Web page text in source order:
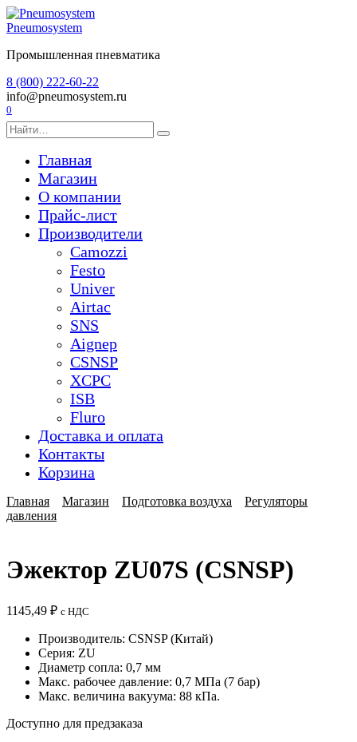
Перейти
к
Pneumosystem
Промышленная пневматика
8 (800) 222-60-22
info@pneumosystem.ru
0
Search
for:
Главная
Магазин
О компании
Прайс-лист
Производители
Camozzi
Festo
Univer
Airtac
SNS
Aignep
CSNSP
XCPC
ISB
Fluro
Доставка и оплата
Контакты
Корзина
Главная Магазин Подготовка воздуха
Регуляторы
давления
Эжектор ZU07S (CSNSP)
1145,49 ₽ с НДС
Производитель: CSNSP (Китай)
Серия: ZU
Диаметр сопла: 0,7 мм
Макс. рабочее давление: 0,7 МПа (7 бар)
Макс. величина вакуума: 88 кПа.
Доступно для предзаказа